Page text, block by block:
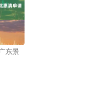
东景